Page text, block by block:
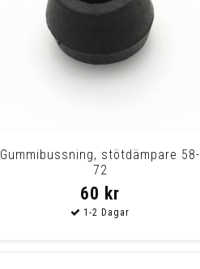
Gummibussning, stötdämpare 58-
72
60 kr